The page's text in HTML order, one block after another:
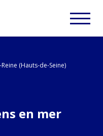
(Hauts-de-Seine)
en mer